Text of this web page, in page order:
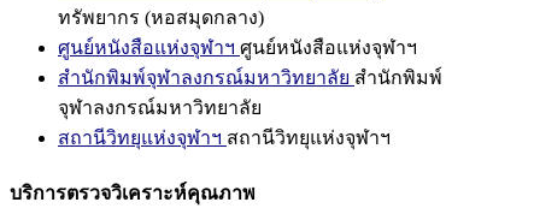
ทรัพยากร (หอสมุดกลาง)
ศูนย์หนังสือแห่งจุฬาฯ ศูนย์หนังสือแห่งจุฬาฯ
สำนักพิมพ์จุฬาลงกรณ์มหาวิทยาลัย สำนักพิมพ์
จุฬาลงกรณ์มหาวิทยาลัย
สถานีวิทยุแห่งจุฬาฯ สถานีวิทยุแห่งจุฬาฯ
บริการตรวจวิเคราะห์คุณภาพ